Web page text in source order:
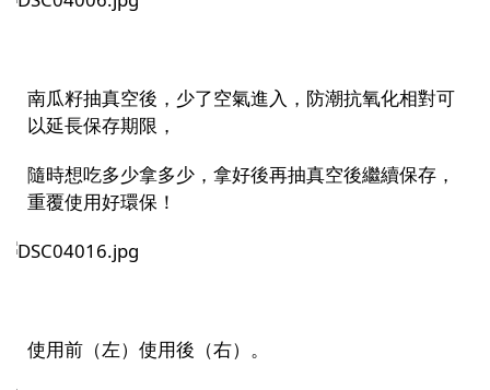
南瓜籽抽真空後，少了空氣進入，防潮抗氧化相對可
以延長保存期限，
隨時想吃多少拿多少，拿好後再抽真空後繼續保存，
重覆使用好環保！
使用前（左）使用後（右）。